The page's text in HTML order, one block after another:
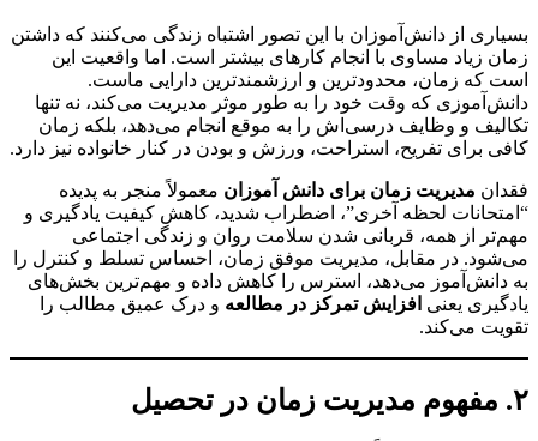
از دانش‌آموزان با این تصور اشتباه زندگی می‌کنند که داشتن
زیاد مساوی با انجام کارهای بیشتر است. اما واقعیت این
که زمان، محدودترین و ارزشمندترین دارایی ماست.
که وقت خود را به طور موثر مدیریت می‌کند، نه تنها
و وظایف درسی‌اش را به موقع انجام می‌دهد، بلکه زمان
برای تفریح، استراحت، ورزش و بودن در کنار خانواده نیز دارد.
مدیریت زمان برای دانش آموزانمعمولاً منجر به پدیده
لحظه آخری”، اضطراب شدید، کاهش کیفیت یادگیری و
از همه، قربانی شدن سلامت روان و زندگی اجتماعی
در مقابل، مدیریت موفق زمان، احساس تسلط و کنترل را
می‌دهد، استرس را کاهش داده و مهم‌ترین بخش‌های
یعنیافزایش تمرکز در مطالعهو درک عمیق مطالب را
می‌کند.